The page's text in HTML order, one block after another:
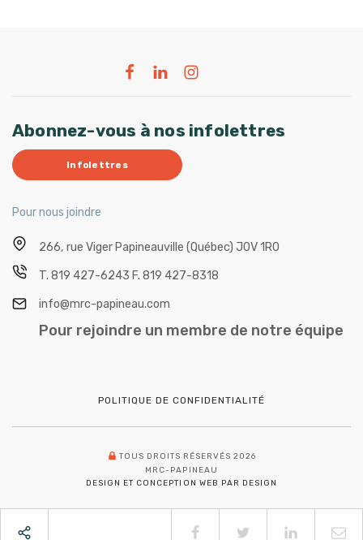
Abonnez-vous à nos infolettres
Infolettres
Pour nous joindre
266, rue Viger Papineauville (Québec) J0V 1R0
T. 819 427-6243 F. 819 427-8318
info@mrc-papineau.com
Pour rejoindre un membre de notre équipe
TOUS DROITS RÉSERVÉS 2026
MRC-PAPINEAU
DESIGN ET CONCEPTION WEB PAR DESIGN
POLITIQUE DE CONFIDENTIALITÉ